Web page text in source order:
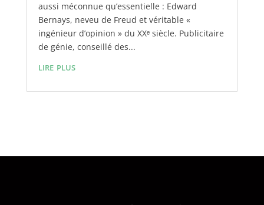
aussi méconnue qu’essentielle : Edward
Bernays, neveu de Freud et véritable «
ingénieur d’opinion » du XXᵉ siècle. Publicitaire
de génie, conseillé des...
lire plus